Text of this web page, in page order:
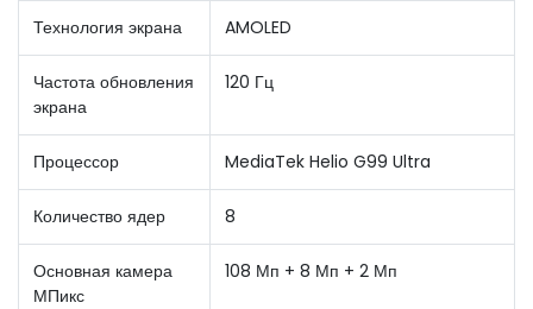
Технология экрана AMOLED
Частота обновления
экрана
120 Гц
Процессор MediaTek Helio G99 Ultra
Количество ядер 8
Основная камера
МПикс
108 Мп + 8 Мп + 2 Мп